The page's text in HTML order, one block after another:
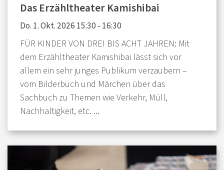
Das Erzähltheater Kamishibai
Do. 1. Okt. 2026 15:30 - 16:30
FÜR KINDER VON DREI BIS ACHT JAHREN: Mit
dem Erzähltheater Kamishibai lässt sich vor
allem ein sehr junges Publikum verzaubern –
vom Bilderbuch und Märchen über das
Sachbuch zu Themen wie Verkehr, Müll,
Nachhaltigkeit, etc. ...